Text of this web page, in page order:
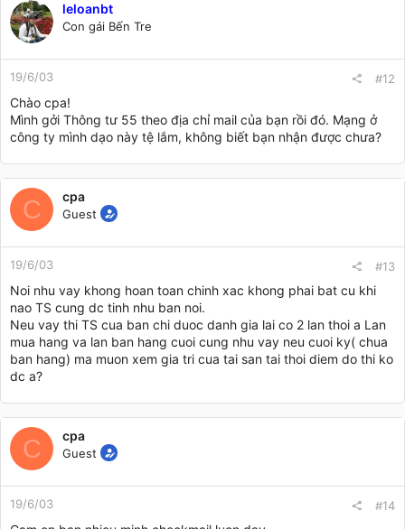
leloanbt
Con gái Bến Tre
19/6/03 #12
Chào cpa!
Mình gởi Thông tư 55 theo địa chỉ mail của bạn rồi đó. Mạng ở
công ty mình dạo này tệ lắm, không biết bạn nhận được chưa?
C cpa
Guest
19/6/03 #13
Noi nhu vay khong hoan toan chinh xac khong phai bat cu khi
nao TS cung dc tinh nhu ban noi.
Neu vay thi TS cua ban chi duoc danh gia lai co 2 lan thoi a Lan
mua hang va lan ban hang cuoi cung nhu vay neu cuoi ky( chua
ban hang) ma muon xem gia tri cua tai san tai thoi diem do thi ko
dc a?
C cpa
Guest
19/6/03 #14